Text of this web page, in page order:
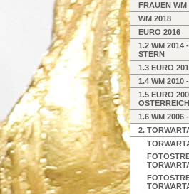
FRAUEN WM
WM 2018
EURO 2016
1.2 WM 2014
STERN
1.3 EURO
1.4 WM 2010
1.5 EURO
ÖSTERREICH
1.6 WM 2006
2.